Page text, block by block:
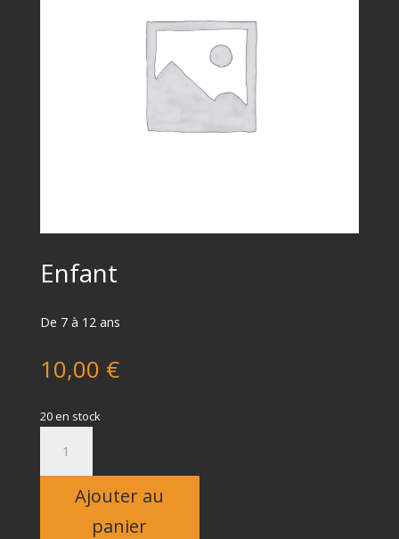
Enfant
De 7 à 12 ans
10,00 €
20 en stock
Enfant
Ajouter au
panier